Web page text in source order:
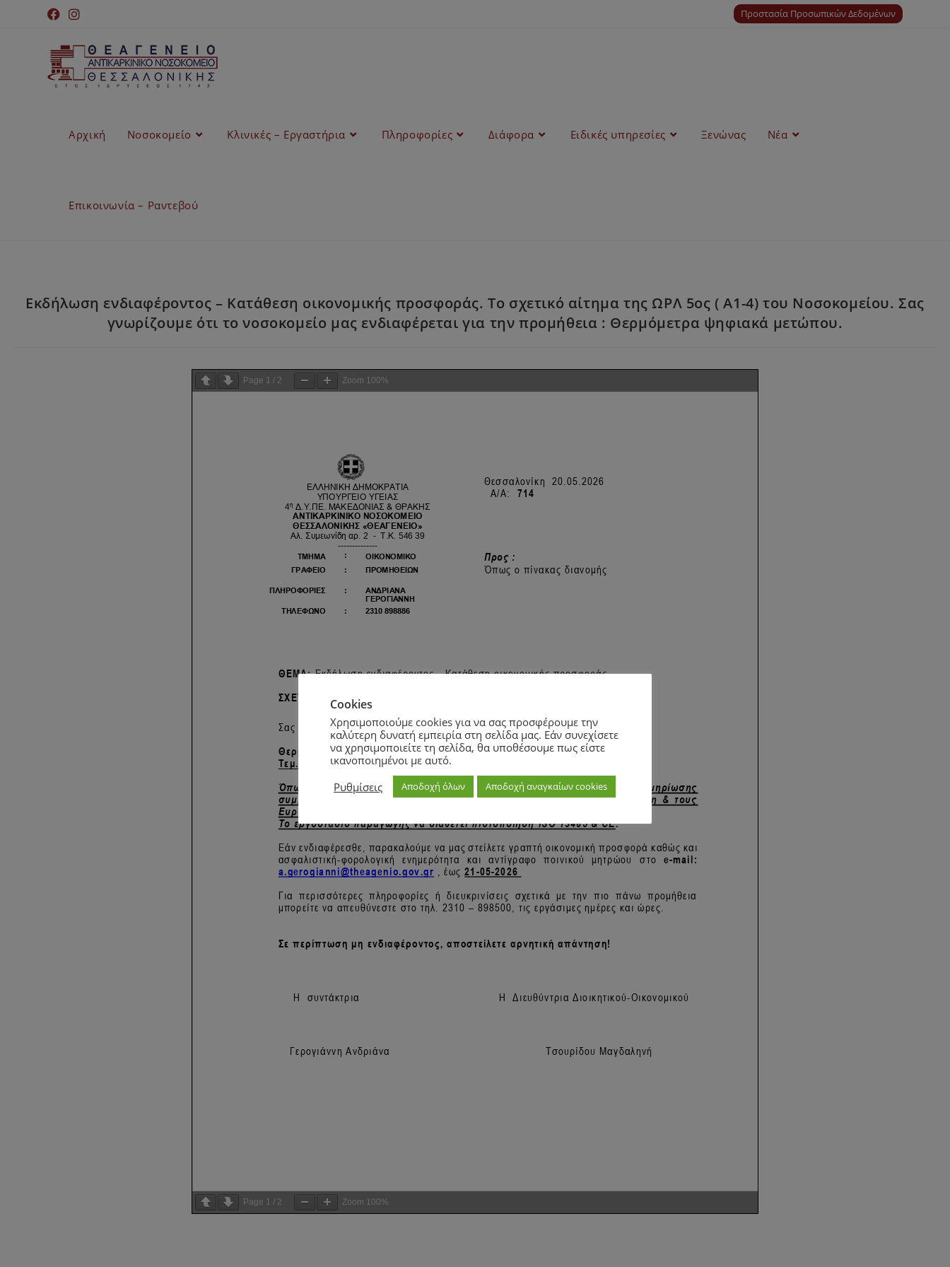
Προστασία Προσωπικών Δεδομένων
Αρχική Νοσοκομείο Κλινικές – Εργαστήρια Πληροφορίες Διάφορα Ειδικές υπηρεσίες Ξενώνας Νέα
Επικοινωνία – Ραντεβού
Εκδήλωση ενδιαφέροντος – Κατάθεση οικονομικής προσφοράς. Το σχετικό αίτημα της ΩΡΛ 5ος ( A1-4) του Νοσοκομείου. Σας
γνωρίζουμε ότι το νοσοκομείο μας ενδιαφέρεται για την προμήθεια : Θερμόμετρα ψηφιακά μετώπου.
Page 1 / 2 Zoom 100%
Page 1 / 2 Zoom 100%
Cookies
Χρησιμοποιούμε cookies για να σας προσφέρουμε την
καλύτερη δυνατή εμπειρία στη σελίδα μας. Εάν συνεχίσετε
να χρησιμοποιείτε τη σελίδα, θα υποθέσουμε πως είστε
ικανοποιημένοι με αυτό.
Ρυθμίσεις
Αποδοχή όλων Αποδοχή αναγκαίων cookies